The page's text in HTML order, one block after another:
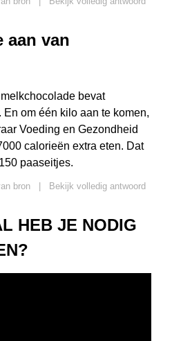
aan van
bevat
om één kilo aan te komen,
Voeding en Gezondheid
calorieën extra eten. Dat
paaseitjes.
bron
Bekijk volledig antwoord
HEB JE NODIG